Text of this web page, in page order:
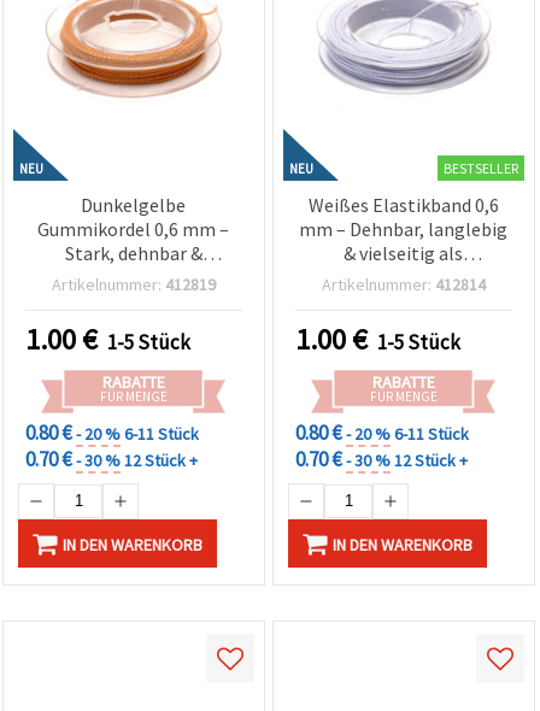
NEU
Dunkelgelbe
Gummikordel 0,6 mm –
Stark, dehnbar &
dekorative Bastelschnur,
Artikelnummer: 412819
1.00€ 1-5 Stück
RABATTE
FÜR MENGE
0.80 €- 20 %6-11 Stück
0.70 €- 30 %12 Stück +
IN DEN WARENKORB
NEU BESTSELLER
Weißes Elastikband 0,6
mm – Dehnbar, langlebig
& vielseitig als
Bastelschnur, ca. 10 m
Artikelnummer: 412814
1.00€ 1-5 Stück
RABATTE
FÜR MENGE
0.80 €- 20 %6-11 Stück
0.70 €- 30 %12 Stück +
IN DEN WARENKORB